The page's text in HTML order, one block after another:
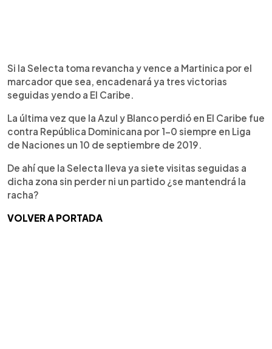
Si la Selecta toma revancha y vence a Martinica por el
marcador que sea, encadenará ya tres victorias
seguidas yendo a El Caribe.
La última vez que la Azul y Blanco perdió en El Caribe fue
contra República Dominicana por 1-0 siempre en Liga
de Naciones un 10 de septiembre de 2019.
De ahí que la Selecta lleva ya siete visitas seguidas a
dicha zona sin perder ni un partido ¿se mantendrá la
racha?
VOLVER A PORTADA